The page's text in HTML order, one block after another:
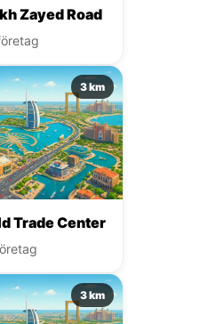
Zayed Road
3 km
Trade Center
3 km